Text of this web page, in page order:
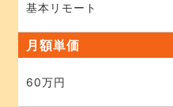
基本リモート
月額単価
60万円